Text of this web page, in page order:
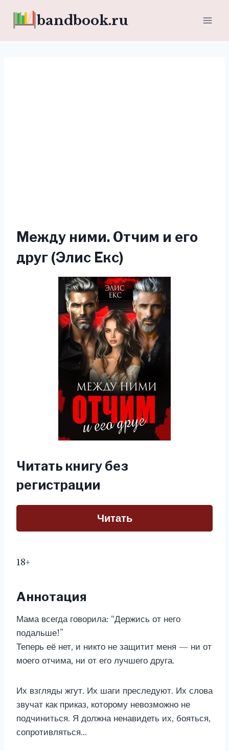
bandbook.ru
Между ними. Отчим и его
друг (Элис Екс)
Читать книгу без
регистрации
Читать
18+
Аннотация
Мама всегда говорила: “Держись от него
подальше!”
Теперь её нет, и никто не защитит меня — ни от
моего отчима, ни от его лучшего друга.
Их взгляды жгут. Их шаги преследуют. Их слова
звучат как приказ, которому невозможно не
подчиниться. Я должна ненавидеть их, бояться,
сопротивляться…